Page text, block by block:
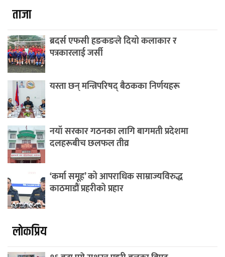
ताजा
ब्रदर्स एफसी हङकङले दियो कलाकार र
पत्रकारलाई जर्सी
यस्ता छन् मन्त्रिपरिषद् बैठकका निर्णयहरू
नयाँ सरकार गठनका लागि बागमती प्रदेशमा
दलहरूबीच छलफल तीव्र
‘कर्मा समूह’ को आपराधिक साम्राज्यविरुद्ध
काठमाडौं प्रहरीको प्रहार
लाेकप्रिय